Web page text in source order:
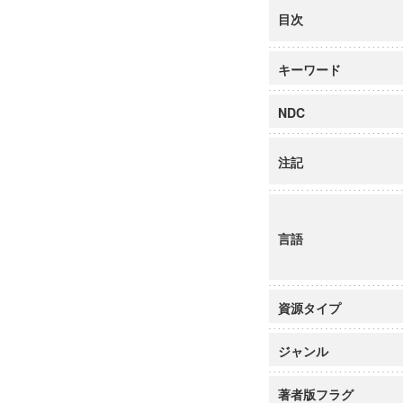
目次
キーワード
NDC
注記
言語
資源タイプ
ジャンル
著者版フラグ